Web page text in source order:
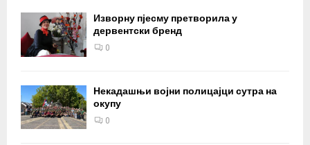
Изворну пјесму претворила у
дервентски бренд
0
Некадашњи војни полицајци сутра на
окупу
0